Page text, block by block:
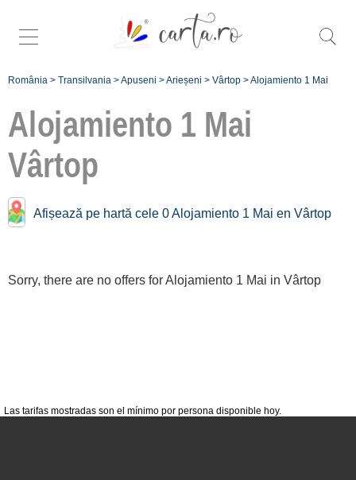
România > Transilvania >Apuseni >Arieșeni > Vârtop >Alojamiento 1 Mai
Alojamiento 1 Mai
Vârtop
Afișează pe hartă cele 0 Alojamiento 1 Mai en Vârtop
Las tarifas mostradas son el mínimo por persona disponible hoy.
Sorry, there are no offers for Alojamiento 1 Mai in Vârtop
o unitate de
despre C A
login